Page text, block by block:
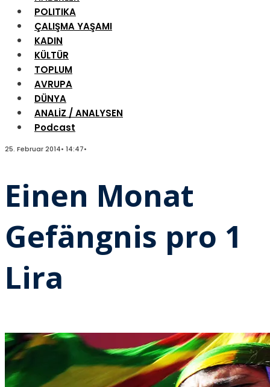
POLITIKA
ÇALIŞMA YAŞAMI
KADIN
KÜLTÜR
TOPLUM
AVRUPA
DÜNYA
ANALİZ / ANALYSEN
Podcast
25. Februar 2014• 14:47•
Einen Monat
Gefängnis pro 1
Lira